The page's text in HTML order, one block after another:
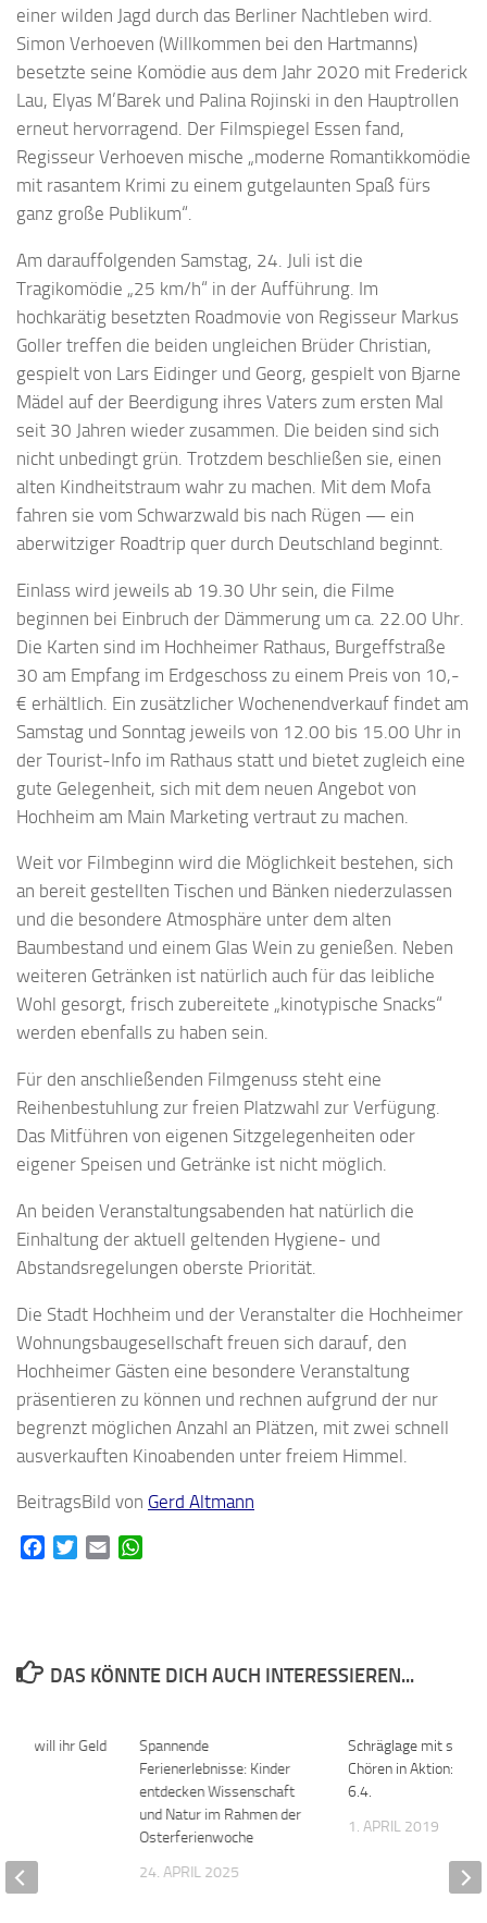
einer wilden Jagd durch das Berliner Nachtleben wird.
Simon Verhoeven (Willkommen bei den Hartmanns)
besetzte seine Komödie aus dem Jahr 2020 mit Frederick
Lau, Elyas M’Barek und Palina Rojinski in den Hauptrollen
erneut hervorragend. Der Filmspiegel Essen fand,
Regisseur Verhoeven mische „moderne Romantikkomödie
mit rasantem Krimi zu einem gutgelaunten Spaß fürs
ganz große Publikum“.
Am darauffolgenden Samstag, 24. Juli ist die
Tragikomödie „25 km/h“ in der Aufführung. Im
hochkarätig besetzten Roadmovie von Regisseur Markus
Goller treffen die beiden ungleichen Brüder Christian,
gespielt von Lars Eidinger und Georg, gespielt von Bjarne
Mädel auf der Beerdigung ihres Vaters zum ersten Mal
seit 30 Jahren wieder zusammen. Die beiden sind sich
nicht unbedingt grün. Trotzdem beschließen sie, einen
alten Kindheitstraum wahr zu machen. Mit dem Mofa
fahren sie vom Schwarzwald bis nach Rügen — ein
aberwitziger Roadtrip quer durch Deutschland beginnt.
Einlass wird jeweils ab 19.30 Uhr sein, die Filme
beginnen bei Einbruch der Dämmerung um ca. 22.00 Uhr.
Die Karten sind im Hochheimer Rathaus, Burgeffstraße
30 am Empfang im Erdgeschoss zu einem Preis von 10,-
€ erhältlich. Ein zusätzlicher Wochenendverkauf findet am
Samstag und Sonntag jeweils von 12.00 bis 15.00 Uhr in
der Tourist-Info im Rathaus statt und bietet zugleich eine
gute Gelegenheit, sich mit dem neuen Angebot von
Hochheim am Main Marketing vertraut zu machen.
Weit vor Filmbeginn wird die Möglichkeit bestehen, sich
an bereit gestellten Tischen und Bänken niederzulassen
und die besondere Atmosphäre unter dem alten
Baumbestand und einem Glas Wein zu genießen. Neben
weiteren Getränken ist natürlich auch für das leibliche
Wohl gesorgt, frisch zubereitete „kinotypische Snacks“
werden ebenfalls zu haben sein.
Für den anschließenden Filmgenuss steht eine
Reihenbestuhlung zur freien Platzwahl zur Verfügung.
Das Mitführen von eigenen Sitzgelegenheiten oder
eigener Speisen und Getränke ist nicht möglich.
An beiden Veranstaltungsabenden hat natürlich die
Einhaltung der aktuell geltenden Hygiene- und
Abstandsregelungen oberste Priorität.
Die Stadt Hochheim und der Veranstalter die Hochheimer
Wohnungsbaugesellschaft freuen sich darauf, den
Hochheimer Gästen eine besondere Veranstaltung
präsentieren zu können und rechnen aufgrund der nur
begrenzt möglichen Anzahl an Plätzen, mit zwei schnell
ausverkauften Kinoabenden unter freiem Himmel.
BeitragsBild von Gerd Altmann
FacebookTwitterEmail
DAS KÖNNTE DICH AUCH INTERESSIEREN...
Spannende
Ferienerlebnisse: Kinder
entdecken Wissenschaft
und Natur im Rahmen der
Osterferienwoche
24. APRIL 2025
Schräglage mit sechs
Chören in Aktion:
6.4.
1. APRIL 2019
will ihr Geld